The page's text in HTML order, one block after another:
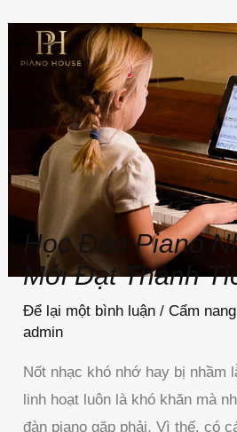
Học Đàn Piano
Mới Đạt Thành
Để lại một bình luận /Cẩm
admin
Nốt nhạc khó nhớ hay bị nhầm
linh hoạt luôn là khó khăn mà
đàn piano gặp phải. Vì thế, có